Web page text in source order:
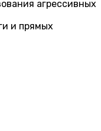
агрессивных
и прямых